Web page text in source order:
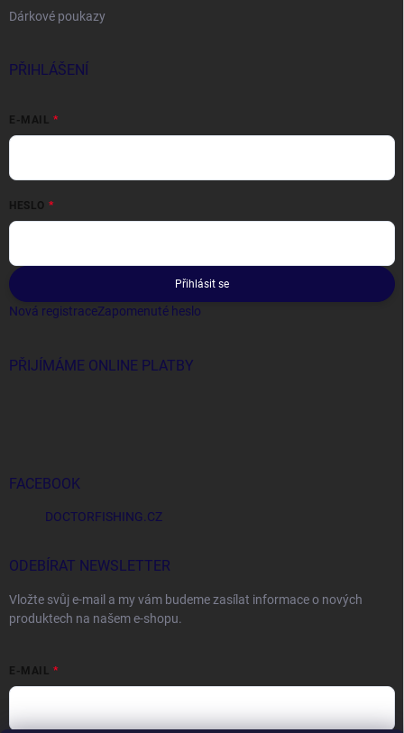
Dárkové poukazy
PŘIHLÁŠENÍ
E-MAIL
HESLO
Přihlásit se
Nová registraceZapomenuté heslo
PŘIJÍMÁME ONLINE PLATBY
FACEBOOK
DOCTORFISHING.CZ
ODEBÍRAT NEWSLETTER
Vložte svůj e-mail a my vám budeme zasílat informace o nových
produktech na našem e-shopu.
E-MAIL